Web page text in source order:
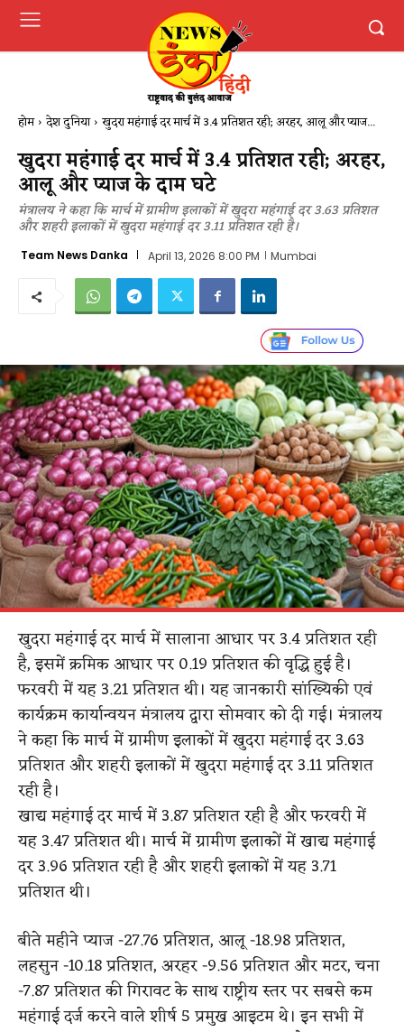
होम देश दुनिया खुदरा महंगाई दर मार्च में 3.4 प्रतिशत रही; अरहर, आलू और प्याज...
खुदरा महंगाई दर मार्च में 3.4 प्रतिशत रही; अरहर,
आलू और प्याज के दाम घटे
मंत्रालय ने कहा कि मार्च में ग्रामीण इलाकों में खुदरा महंगाई दर 3.63 प्रतिशत
और शहरी इलाकों में खुदरा महंगाई दर 3.11 प्रतिशत रही है।
Team News Danka April 13, 2026 8:00 PM Mumbai
खुदरा महंगाई दर मार्च में सालाना आधार पर 3.4 प्रतिशत रही
है, इसमें क्रमिक आधार पर 0.19 प्रतिशत की वृद्धि हुई है।
फरवरी में यह 3.21 प्रतिशत थी। यह जानकारी सांख्यिकी एवं
कार्यक्रम कार्यान्वयन मंत्रालय द्वारा सोमवार को दी गई। मंत्रालय
ने कहा कि मार्च में ग्रामीण इलाकों में खुदरा महंगाई दर 3.63
प्रतिशत और शहरी इलाकों में खुदरा महंगाई दर 3.11 प्रतिशत
रही है।
खाद्य महंगाई दर मार्च में 3.87 प्रतिशत रही है और फरवरी में
यह 3.47 प्रतिशत थी।​मार्च में ग्रामीण इलाकों में खाद्य महंगाई
दर 3.96 प्रतिशत रही है और शहरी इलाकों में यह 3.71
प्रतिशत थी।
बीते महीने प्याज -27.76 प्रतिशत, आलू -18.98 प्रतिशत,
लहसुन -10.18 प्रतिशत, अरहर -9.56 प्रतिशत और मटर, चना
-7.87 प्रतिशत की गिरावट के साथ राष्ट्रीय स्तर पर सबसे कम
महंगाई दर्ज करने वाले शीर्ष 5 प्रमुख आइटम थे। इन सभी में